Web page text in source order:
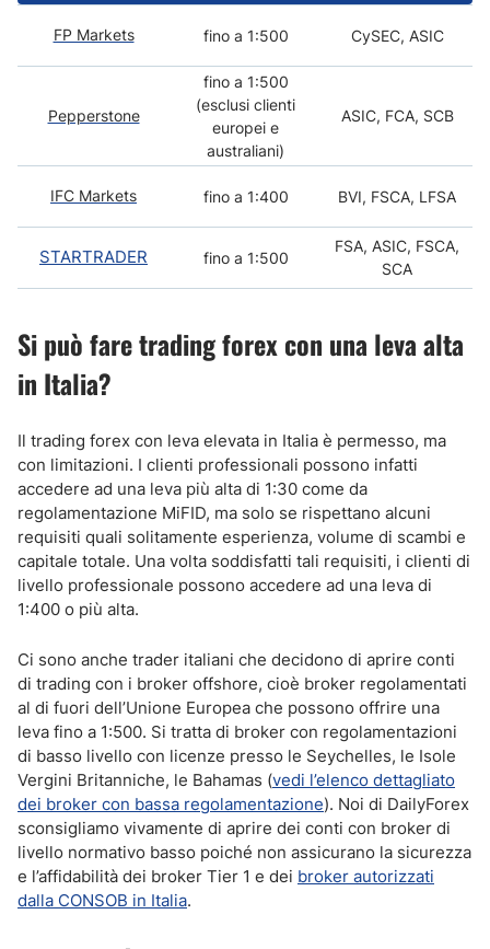
FP Markets fino a 1:500 CySEC, ASIC
Pepperstone
fino a 1:500
(esclusi clienti
europei e
australiani)
ASIC, FCA, SCB
IFC Markets fino a 1:400 BVI, FSCA, LFSA
STARTRADER fino a 1:500
FSA, ASIC, FSCA,
SCA
Si può fare trading forex con una leva alta
in Italia?
Il trading forex con leva elevata in Italia è permesso, ma
con limitazioni. I clienti professionali possono infatti
accedere ad una leva più alta di 1:30 come da
regolamentazione MiFID, ma solo se rispettano alcuni
requisiti quali solitamente esperienza, volume di scambi e
capitale totale. Una volta soddisfatti tali requisiti, i clienti di
livello professionale possono accedere ad una leva di
1:400 o più alta.
Ci sono anche trader italiani che decidono di aprire conti
di trading con i broker offshore, cioè broker regolamentati
al di fuori dell’Unione Europea che possono offrire una
leva fino a 1:500. Si tratta di broker con regolamentazioni
di basso livello con licenze presso le Seychelles, le Isole
Vergini Britanniche, le Bahamas (vedi l’elenco dettagliato
dei broker con bassa regolamentazione). Noi di DailyForex
sconsigliamo vivamente di aprire dei conti con broker di
livello normativo basso poiché non assicurano la sicurezza
e l’affidabilità dei broker Tier 1 e dei broker autorizzati
dalla CONSOB in Italia.